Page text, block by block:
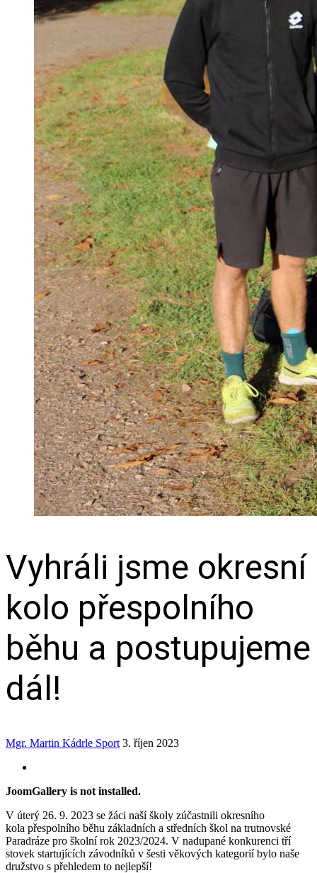
Vyhráli jsme okresní
kolo přespolního
běhu a postupujeme
dál!
Mgr. Martin Kádrle Sport 3. říjen 2023
JoomGallery is not installed.
V úterý 26. 9. 2023 se žáci naší školy zúčastnili okresního
kola přespolního běhu základních a středních škol na trutnovské
Paradráze pro školní rok 2023/2024. V nadupané konkurenci tří
stovek startujících závodníků v šesti věkových kategorií bylo naše
družstvo s přehledem to nejlepší!